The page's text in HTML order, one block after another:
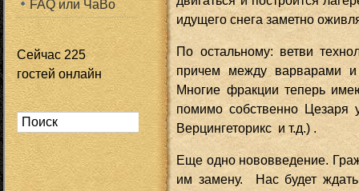
идущего снега заметно
По остальному: ветви
причем между варварами и
Многие фракции теперь
помимо собственно
Верцингеторикс и т.д.) .
Еще одно нововведение.
им замену. Нас будет
FAQ или ЧаВо
Сейчас 225
гостей онлайн